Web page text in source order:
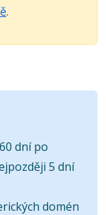
.
dní po
5 dní
domén